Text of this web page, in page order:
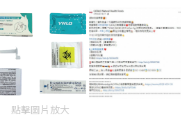
點擊圖片放大